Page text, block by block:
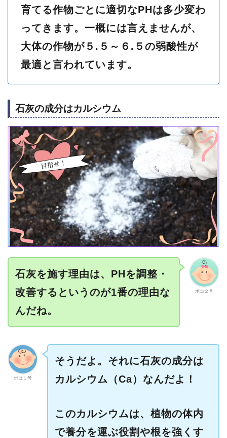
育てる作物ごとに適切なPHは多少変わ
ってきます。一概には言えませんが、
大体の作物が５.５～６.５の弱酸性が
最適と言われています。
石灰の成分はカルシウム
ポコ２号
石灰を施す理由は、PHを調整・
改善するというのが1番の理由な
んだね。
ポコ１号
そうだよ。それに石灰の成分は
カルシウム（Ca）なんだよ！
このカルシウムは、植物の体内
で養分を運ぶ役割や根を強くす